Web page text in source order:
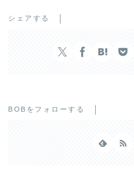
シェアする
BOBをフォローする